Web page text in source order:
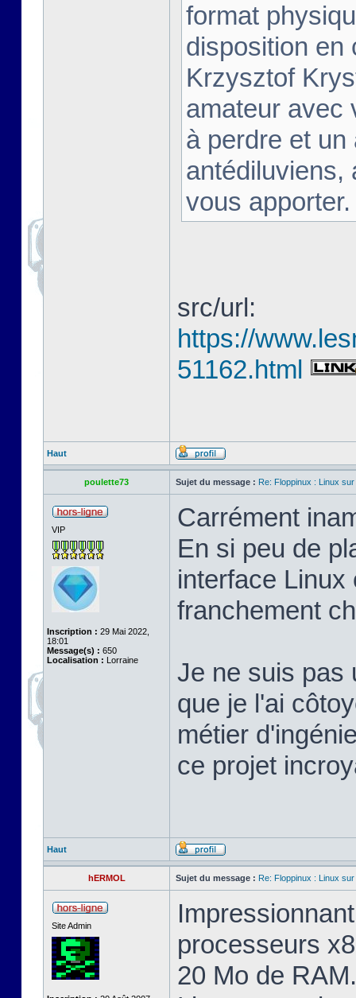
format
disposition en
Krzysztof
amateur avec
à perdre et
antédiluviens,
vous
src/url:
https://
51162.html
Haut
poulette73 Sujet du message : Re: Floppinux : Linux
VIP
Inscription : 29 Mai 2022,
18:01
Message(s) : 650
Localisation : Lorraine
Carrément
En si peu de
interface Linux
franchement
Je ne suis pas
que je l'ai
métier
ce projet
Haut
hERMOL Sujet du message : Re: Floppinux : Linux
Site Admin
processeurs
20 Mo de